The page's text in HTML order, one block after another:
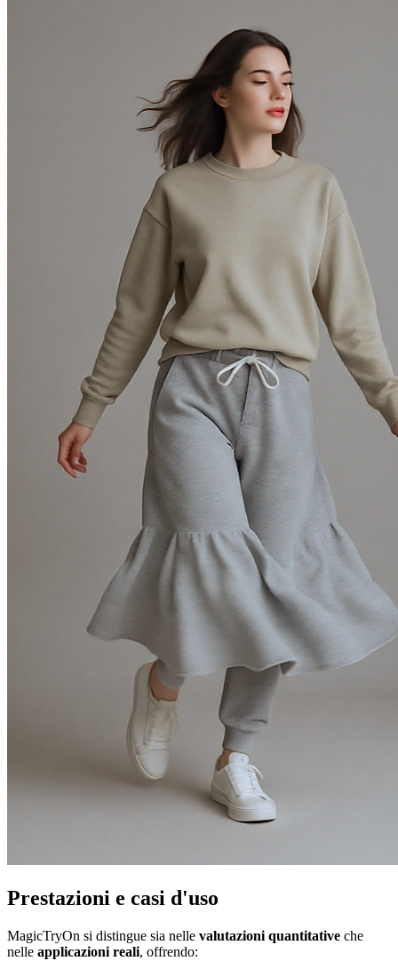
Prestazioni e casi d'uso
MagicTryOn si distingue sia nelle valutazioni quantitative che
nelle applicazioni reali, offrendo: